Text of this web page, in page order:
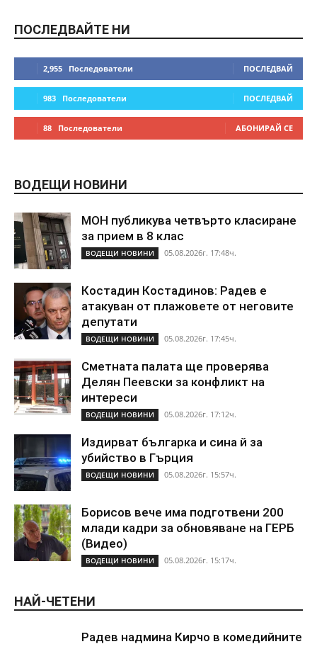
ПОСЛЕДВАЙТЕ НИ
2,955 Последователи ПОСЛЕДВАЙ
983 Последователи ПОСЛЕДВАЙ
88 Последователи АБОНИРАЙ СЕ
ВОДЕЩИ НОВИНИ
МОН публикува четвърто класиране
за прием в 8 клас
ВОДЕЩИ НОВИНИ 05.08.2026г. 17:48ч.
Костадин Костадинов: Радев е
атакуван от плажoвете от неговите
депутати
ВОДЕЩИ НОВИНИ 05.08.2026г. 17:45ч.
Сметната палата ще проверява
Делян Пеевски за конфликт на
интереси
ВОДЕЩИ НОВИНИ 05.08.2026г. 17:12ч.
Издирват българка и сина й за
убийство в Гърция
ВОДЕЩИ НОВИНИ 05.08.2026г. 15:57ч.
Борисов вече има подготвени 200
млади кадри за обновяване на ГЕРБ
(Видео)
ВОДЕЩИ НОВИНИ 05.08.2026г. 15:17ч.
НАЙ-ЧЕТЕНИ
Радев надмина Кирчо в комедийните